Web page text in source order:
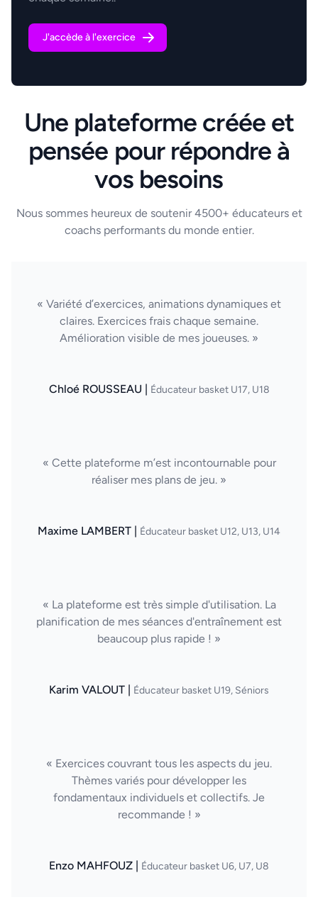
J'accède à l'exercice
Une plateforme créée et
pensée pour répondre à
vos besoins
Nous sommes heureux de soutenir 4500+ éducateurs et
coachs performants du monde entier.
« Variété d’exercices, animations dynamiques et
claires. Exercices frais chaque semaine.
Amélioration visible de mes joueuses. »
Chloé ROUSSEAU | Éducateur basket U17, U18
« Cette plateforme m’est incontournable pour
réaliser mes plans de jeu. »
Maxime LAMBERT | Éducateur basket U12, U13, U14
« La plateforme est très simple d'utilisation. La
planification de mes séances d'entraînement est
beaucoup plus rapide ! »
Karim VALOUT | Éducateur basket U19, Séniors
« Exercices couvrant tous les aspects du jeu.
Thèmes variés pour développer les
fondamentaux individuels et collectifs. Je
recommande ! »
Enzo MAHFOUZ | Éducateur basket U6, U7, U8